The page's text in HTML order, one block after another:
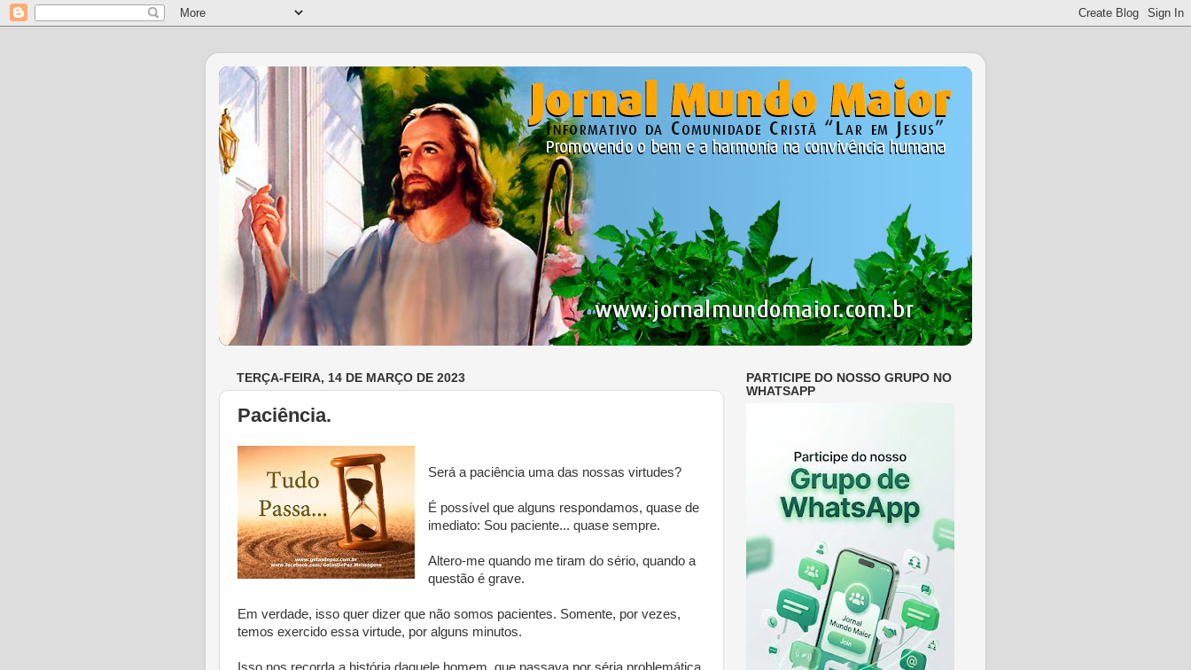
TERÇA-FEIRA, 14 DE MARÇO DE 2023
Paciência.
Será a paciência uma das nossas virtudes?
É possível que alguns respondamos, quase de
imediato: Sou paciente... quase sempre.
Altero-me quando me tiram do sério, quando a
questão é grave.
Em verdade, isso quer dizer que não somos pacientes. Somente, por vezes,
temos exercido essa virtude, por alguns minutos.
Isso nos recorda a história daquele homem, que passava por séria problemática
PARTICIPE DO NOSSO GRUPO NO
WHATSAPP